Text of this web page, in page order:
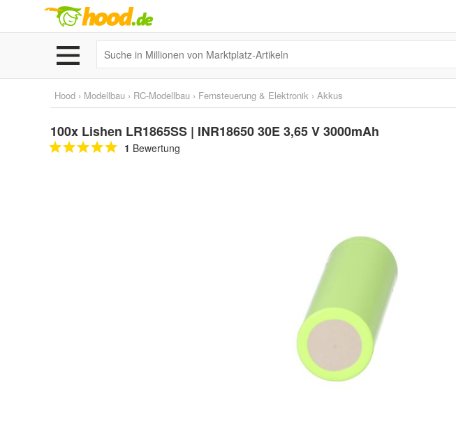
Hood › Modellbau › RC-Modellbau › Fernsteuerung & Elektronik › Akkus
100x Lishen LR1865SS | INR18650 30E 3,65 V 3000mAh
1 Bewertung